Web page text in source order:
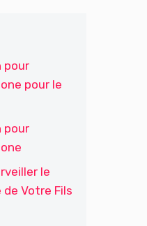
pour
pour le
pour
le
Votre Fils